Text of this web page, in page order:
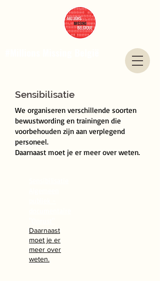
Sensibilisatie
We organiseren verschillende soorten
bewustwording en trainingen die
voorbehouden zijn aan verplegend
personeel.
Daarnaast moet je er meer over weten.
Daarnaast
moet je er
meer over
weten.